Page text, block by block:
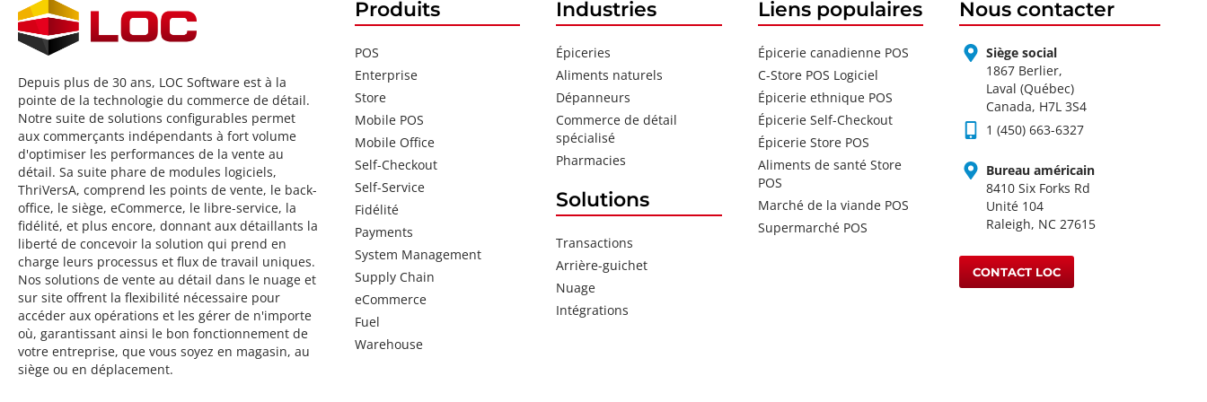
Depuis plus de 30 ans, LOC Software est à la
pointe de la technologie du commerce de détail.
Notre suite de solutions configurables permet
aux commerçants indépendants à fort volume
d'optimiser les performances de la vente au
détail. Sa suite phare de modules logiciels,
ThriVersA, comprend les points de vente, le back-
office, le siège, eCommerce, le libre-service, la
fidélité, et plus encore, donnant aux détaillants la
liberté de concevoir la solution qui prend en
charge leurs processus et flux de travail uniques.
Nos solutions de vente au détail dans le nuage et
sur site offrent la flexibilité nécessaire pour
accéder aux opérations et les gérer de n'importe
où, garantissant ainsi le bon fonctionnement de
votre entreprise, que vous soyez en magasin, au
siège ou en déplacement.
Produits
POS
Enterprise
Store
Mobile POS
Mobile Office
Self-Checkout
Self-Service
Fidélité
Payments
System Management
Supply Chain
eCommerce
Fuel
Warehouse
Industries
Épiceries
Aliments naturels
Dépanneurs
Commerce de détail
spécialisé
Pharmacies
Solutions
Transactions
Arrière-guichet
Nuage
Intégrations
Liens populaires
Épicerie canadienne POS
C-Store POS Logiciel
Épicerie ethnique POS
Épicerie Self-Checkout
Épicerie Store POS
Aliments de santé Store
POS
Marché de la viande POS
Supermarché POS
Nous contacter
Siège social
1867 Berlier,
Laval (Québec)
Canada, H7L 3S4
1 (450) 663-6327
Bureau américain
8410 Six Forks Rd
Unité 104
Raleigh, NC 27615
CONTACT LOC